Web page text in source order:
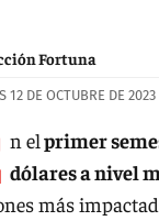
Fortuna
12 DE OCTUBRE DE
n elprimer
dólares a nivel
más